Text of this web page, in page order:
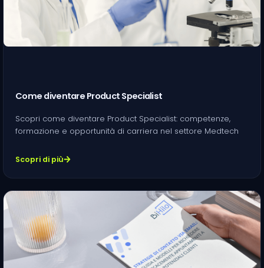
Come diventare Product Specialist
Scopri come diventare Product Specialist: competenze,
formazione e opportunità di carriera nel settore Medtech
Scopri di più